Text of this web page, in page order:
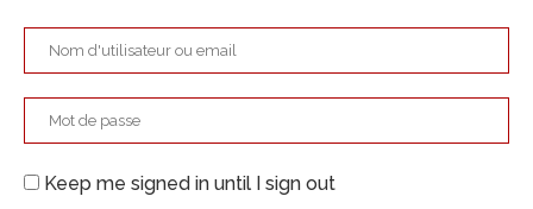
Keep me signed in until I sign out